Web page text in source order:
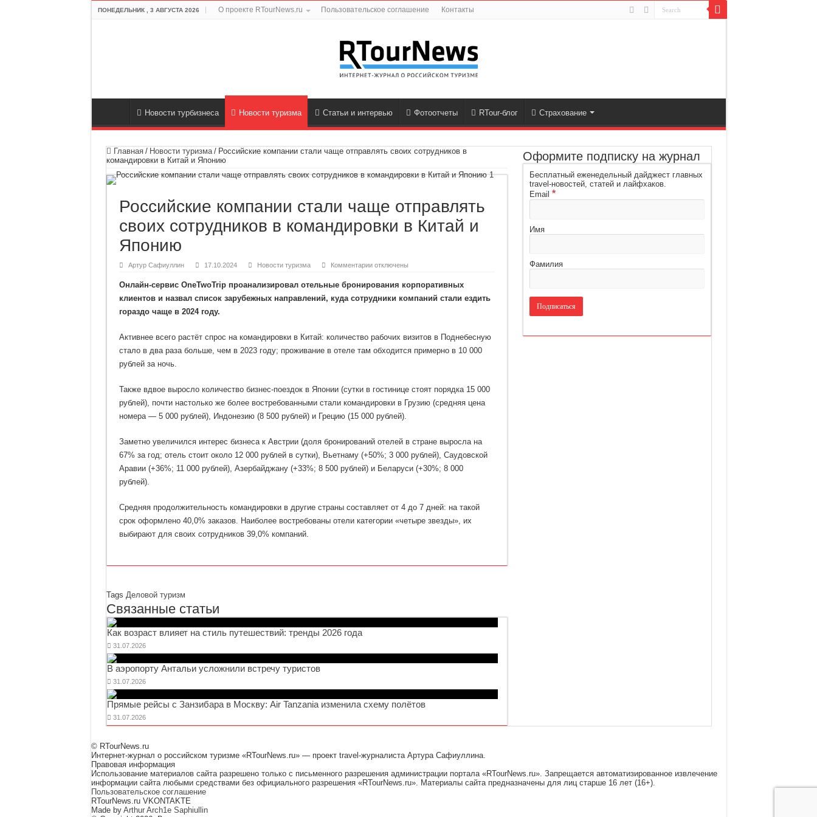
ПОНЕДЕЛЬНИК , 3 АВГУСТА 2026 О проекте RTourNews.ru Пользовательское соглашение Контакты
Новости турбизнеса Новости туризма Статьи и интервью Фотоотчеты RTour-блог Страхование
Главная / Новости туризма / Российские компании стали чаще отправлять своих сотрудников в
командировки в Китай и Японию
Российские компании стали чаще отправлять
своих сотрудников в командировки в Китай и
Японию
Артур Сафиуллин 17.10.2024 Новости туризма Комментариик
компании
чаще
командировки
Китай
отключены
Онлайн-сервис OneTwoTrip проанализировал отельные бронирования корпоративных
клиентов и назвал список зарубежных направлений, куда сотрудники компаний стали ездить
гораздо чаще в 2024 году.
Активнее всего растёт спрос на командировки в Китай: количество рабочих визитов в Поднебесную
стало в два раза больше, чем в 2023 году; проживание в отеле там обходится примерно в 10 000
рублей за ночь.
Также вдвое выросло количество бизнес-поездок в Японии (сутки в гостинице стоят порядка 15 000
рублей), почти настолько же более востребованными стали командировки в Грузию (средняя цена
номера — 5 000 рублей), Индонезию (8 500 рублей) и Грецию (15 000 рублей).
Заметно увеличился интерес бизнеса к Австрии (доля бронирований отелей в стране выросла на
67% за год; отель стоит около 12 000 рублей в сутки), Вьетнаму (+50%; 3 000 рублей), Саудовской
Аравии (+36%; 11 000 рублей), Азербайджану (+33%; 8 500 рублей) и Беларуси (+30%; 8 000
рублей).
Средняя продолжительность командировки в другие страны составляет от 4 до 7 дней: на такой
срок оформлено 40,0% заказов. Наиболее востребованы отели категории «четыре звезды», их
выбирают для своих сотрудников 39,0% компаний.
Tags Деловой туризм
Связанные статьи
Как возраст влияет на стиль путешествий: тренды 2026 года
31.07.2026
В аэропорту Антальи усложнили встречу туристов
31.07.2026
Прямые рейсы с Занзибара в Москву: Air Tanzania изменила схему полётов
31.07.2026
Оформите подписку на журнал
Бесплатный еженедельный дайджест главных
travel-новостей, статей и лайфхаков.
Email *
Имя
Фамилия
© RTourNews.ru
Интернет-журнал о российском туризме «RTourNews.ru» — проект travel-журналиста Артура Сафиуллина.
Правовая информация
Использование материалов сайта разрешено только с письменного разрешения администрации портала «RTourNews.ru». Запрещается автоматизированное извлечение
информации сайта любыми средствами без официального разрешения «RTourNews.ru». Материалы сайта предназначены для лиц старше 16 лет (16+).
Пользовательское соглашение
RTourNews.ru VKONTAKTE
Made by Arthur Arch1e Saphiullin